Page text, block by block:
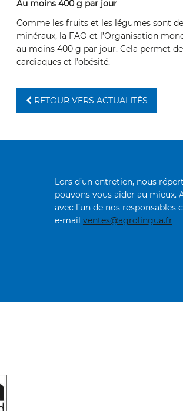
Au moins 400 g par jour
Comme les fruits et les légumes sont
minéraux, la FAO et l’Organisation
au moins 400 g par jour. Cela permet
cardiaques et l’obésité.
RETOUR VERS ACTUALITÉS
Lors d’un entretien, nous
pouvons vous aider au mieux.
avec l’un de nos responsables
e-mail ventes@agrolingua.fr